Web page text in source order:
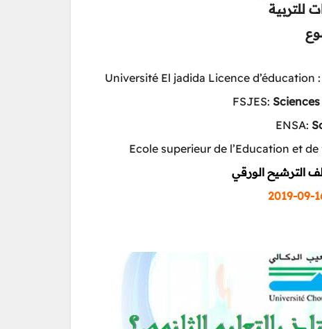
Université El jadida Licence
FSJES:
ENSA:
Ecole superieur de l’Education et
16-